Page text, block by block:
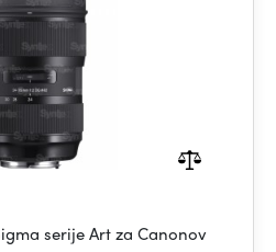
serije Art za Canonov